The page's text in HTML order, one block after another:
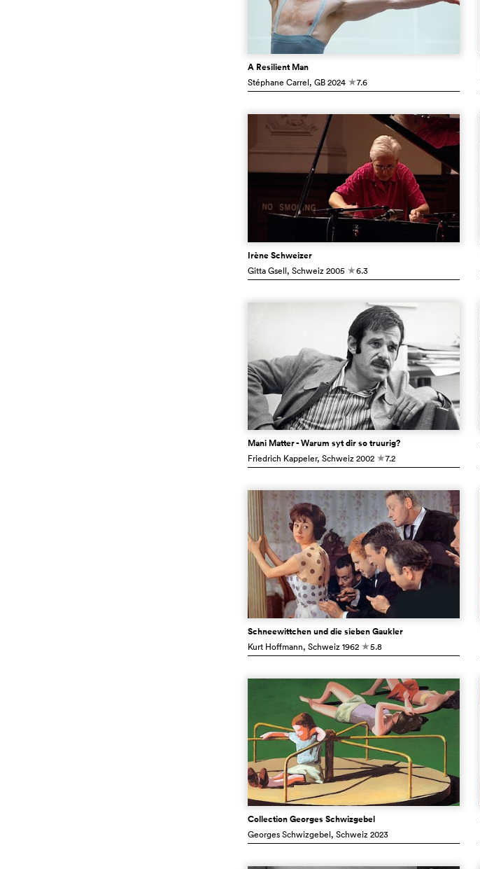
A Resilient Man
Stéphane Carrel, GB2024 c7.6
Irène Schweizer
Gitta Gsell, Schweiz2005 c6.3
Mani Matter - Warum syt dir so truurig?
Friedrich Kappeler, Schweiz2002 c7.2
Schneewittchen und die sieben Gaukler
Kurt Hoffmann, Schweiz1962 c5.8
Collection Georges Schwizgebel
Georges Schwizgebel, Schweiz2023